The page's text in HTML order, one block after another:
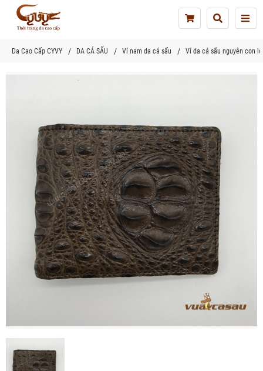
Da Cao Cấp CYVY DA CÁ SẤU Ví nam da cá sấu Ví da cá sấu nguyên con